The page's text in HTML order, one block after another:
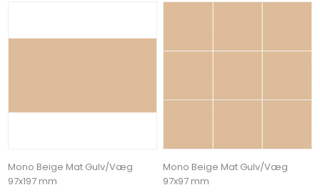
Mono Beige Mat Gulv/Væg
97x197 mm
Mono Beige Mat Gulv/Væg
97x97 mm